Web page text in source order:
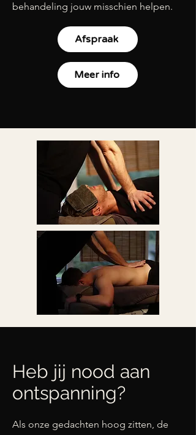
behandeling jouw misschien helpen.
Afspraak
Meer info
Heb jij nood aan
ontspanning?
Als onze gedachten hoog zitten, de